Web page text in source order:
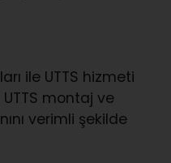
ile UTTS hizmeti
montaj ve
verimli şekilde